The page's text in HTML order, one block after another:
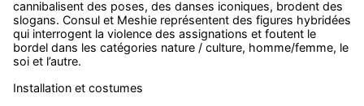
cannibalisent des poses, des danses iconiques, brodent des
slogans. Consul et Meshie représentent des figures hybridées
qui interrogent la violence des assignations et foutent le
bordel dans les catégories nature / culture, homme/femme, le
soi et l’autre.
Installation et costumes